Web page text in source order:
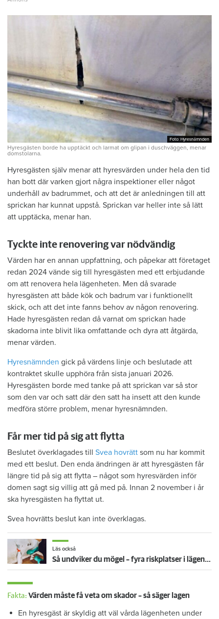
Foto: Hyresnämnden
Foto: Hyresnämnden
Hyresgästen borde ha upptäckt och larmat om glipan i duschväggen, menar
domstolarna.
Hyresgästen själv menar att hyresvärden under hela den tid
han bott där varken gjort några inspektioner eller något
underhåll av badrummet, och att det är anledningen till att
sprickan har kunnat uppstå. Sprickan var heller inte så lätt
att upptäcka, menar han.
Tyckte inte renovering var nödvändig
Värden har en annan uppfattning, och påpekar att företaget
redan 2024 vände sig till hyresgästen med ett erbjudande
om att renovera hela lägenheten. Men då svarade
hyresgästen att både kök och badrum var i funktionellt
skick, och att det inte fanns behov av någon renovering.
Hade hyresgästen redan då varnat om sprickan hade
skadorna inte blivit lika omfattande och dyra att åtgärda,
menar värden.
Hyresnämnden gick på värdens linje och beslutade att
kontraktet skulle upphöra från sista januari 2026.
Hyresgästen borde med tanke på att sprickan var så stor
som den var och satt där den satt ha insett att den kunde
medföra större problem, menar hyresnämnden.
Får mer tid på sig att flytta
Beslutet överklagades till Svea hovrätt som nu har kommit
med ett beslut. Den enda ändringen är att hyresgästen får
längre tid på sig att flytta – något som hyresvärden inför
domen sagt sig villig att gå med på. Innan 2 november i år
ska hyresgästen ha flyttat ut.
Svea hovrätts beslut kan inte överklagas.
Läs också
Så undviker du mögel – fyra riskplatser i lägenheten: ”Måste städa bort”
Fakta: Värden måste få veta om skador – så säger lagen
En hyresgäst är skyldig att väl vårda lägenheten under